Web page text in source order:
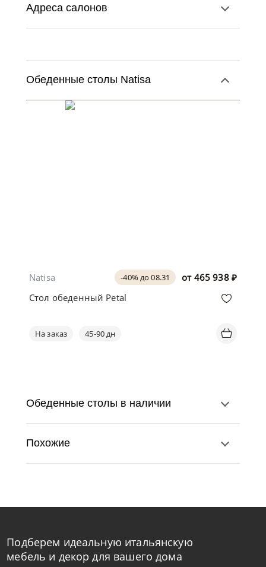
Адреса салонов
Обеденные столы Natisa
от 465 938 ₽
-40% до 08.31
Natisa
Стол обеденный Petal
На заказ 45-90 дн
по запросу
-40% до 08.31
Natisa
Обеденные столы в наличии
Похожие
Подберем идеальную итальянскую
мебель и декор для вашего дома